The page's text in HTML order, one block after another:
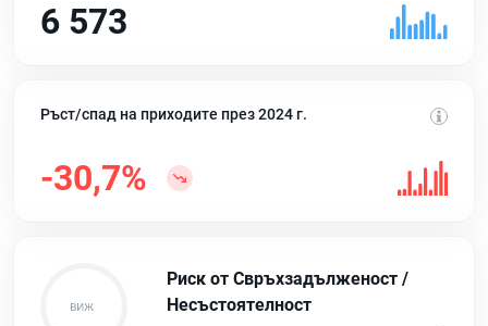
6 573
Ръст/спад на приходите през 2024 г.
-30,7%
Риск от Свръхзадълженост /
Несъстоятелност